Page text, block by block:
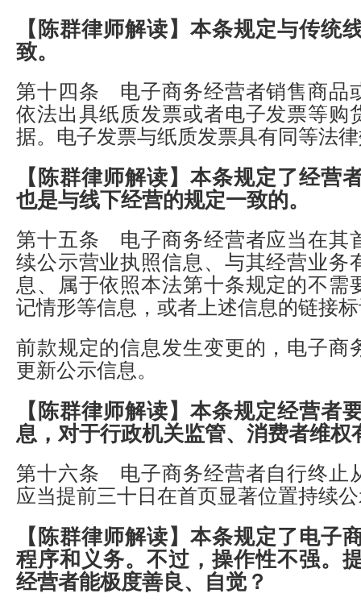
【陈群律师解读】 本条规定与传统
致。
第十四条 电子商务经营者销售商品
依法出具纸质发票或者电子发票等购
据。电子发票与纸质发票具有同等法
【陈群律师解读】 本条规定了经营
也是与线下经营的规定一致的。
第十五条 电子商务经营者应当在其
续公示营业执照信息、与其经营业务
息、属于依照本法第十条规定的不需
记情形等信息，或者上述信息的链接
前款规定的信息发生变更的，电子商
更新公示信息。
【陈群律师解读】 本条规定经营者
息，对于行政机关监管、消费者维权
第十六条 电子商务经营者自行终止
应当提前三十日在首页显著位置持续
【陈群律师解读】 本条规定了电子
程序和义务。不过，操作性不强。
经营者能极度善良、自觉？